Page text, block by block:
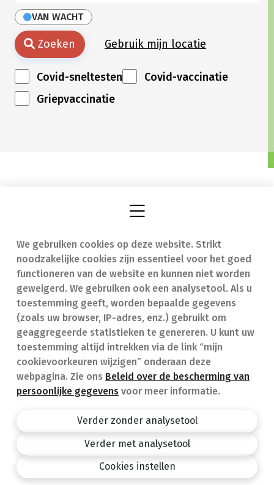
We gebruiken cookies op deze website. Strikt
noodzakelijke cookies zijn essentieel voor het goed
functioneren van de website en kunnen niet worden
geweigerd. We gebruiken ook een analysetool. Als u
toestemming geeft, worden bepaalde gegevens
(zoals uw browser, IP-adres, enz.) gebruikt om
geaggregeerde statistieken te genereren. U kunt uw
toestemming altijd intrekken via de link “mijn
cookievoorkeuren wijzigen” onderaan deze
webpagina. Zie ons Beleid over de bescherming van
persoonlijke gegevens voor meer informatie.
Verder zonder analysetool
Verder met analysetool
Cookies instellen
VAN WACHT
Zoeken Gebruik mijn locatie
Covid-sneltesten
Covid-vaccinatie
Griepvaccinatie
Vind een apotheek
Onze expertise
Ziekten
Geneesmiddelen
In geval van nood
Contact
Veelgestelde vragen
(FAQ)
Apotheek.be
Privacy policy
Algemene voorwaarden
design by